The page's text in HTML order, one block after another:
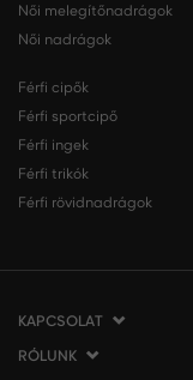
Női melegítőnadrágok
Női nadrágok
Férfi cipők
Férfi sportcipő
Férfi ingek
Férfi trikók
Férfi rövidnadrágok
KAPCSOLAT
VERMONT Services
RÓLUNK